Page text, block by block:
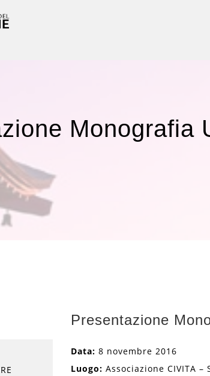
Monografia
Presentazione
Data: 8 novembre 2016
Luogo: Associazione CIVITA